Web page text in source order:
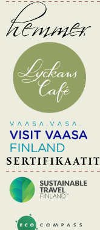
SERTIFIKAATIT